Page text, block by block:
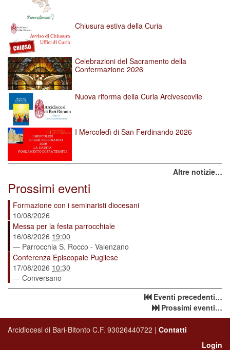
Chiusura estiva della Curia
Celebrazioni del Sacramento della
Confermazione 2026
Nuova riforma della Curia Arcivescovile
I Mercoledì di San Ferdinando 2026
Altre notizie…
Prossimi eventi
Formazione con i seminaristi diocesani
10/08/2026
Messa per la festa parrocchiale
16/08/2026 19:00
— Parrocchia S. Rocco - Valenzano
Conferenza Episcopale Pugliese
17/08/2026 10:30
— Conversano
Eventi precedenti…
Prossimi eventi…
Arcidiocesi di Bari-Bitonto C.F. 93026440722 | Contatti
Login